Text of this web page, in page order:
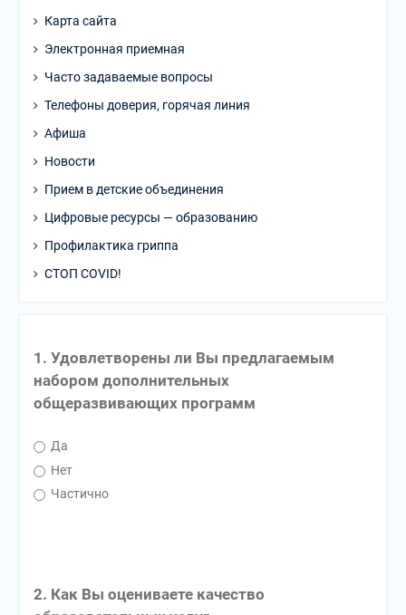
Карта сайта
Электронная приемная
Часто задаваемые вопросы
Телефоны доверия, горячая линия
Афиша
Новости
Прием в детские объединения
Цифровые ресурсы — образованию
Профилактика гриппа
СТОП COVID!
1. Удовлетворены ли Вы предлагаемым
набором дополнительных
общеразвивающих программ
Да
Нет
Частично
2. Как Вы оцениваете качество